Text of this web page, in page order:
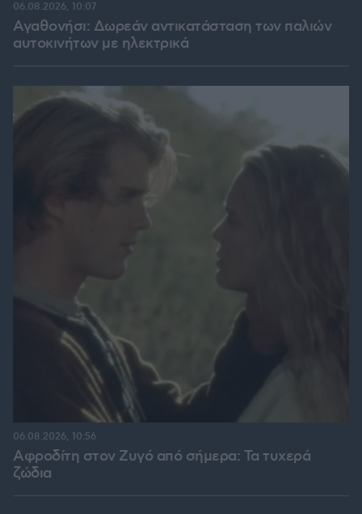
Αγαθονήσι: Δωρεάν αντικατάσταση των παλιών
αυτοκινήτων με ηλεκτρικά
06.08.2026, 10:07
Αφροδίτη στον Ζυγό από σήμερα: Τα τυχερά
ζώδια
06.08.2026, 10:56